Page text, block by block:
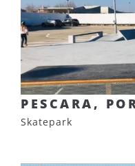
PESCARA,
Skatepark